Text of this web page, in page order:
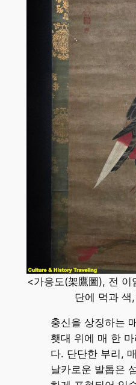
<가응도(架鷹圖), 전 이
단에 먹과 색
충신을 상징하는 매
횃대 위에 매 한
다. 단단한 부리,
날카로운 발톱은